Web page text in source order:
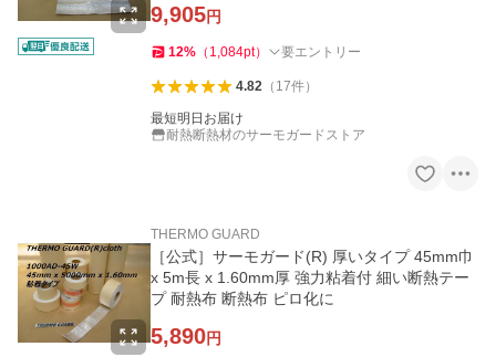
9,905円
12% （ 1,084pt） 要エントリー
4.82（ 17件）
最短明日お届け
耐熱断熱材のサーモガードストア
THERMO GUARD
［公式］サーモガード(R) 厚いタイプ 45mm巾
x 5m長 x 1.60mm厚 強力粘着付 細い断熱テー
プ 耐熱布 断熱布 ピロ化に
5,890円